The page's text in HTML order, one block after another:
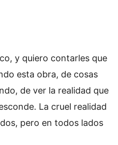
y quiero contarles que
esta obra, de cosas
de ver la realidad que
La cruel realidad
pero en todos lados